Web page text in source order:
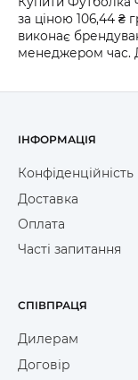
за ціною 106,44 ₴
виконає
менеджером час.
ІНФОРМАЦІЯ
Конфіденційність
Доставка
Оплата
Часті запитання
СПІВПРАЦЯ
Дилерам
Договір